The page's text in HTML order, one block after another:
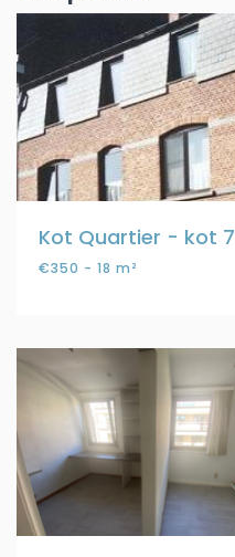
Kot Quartier - kot 7
€350 - 18 m²